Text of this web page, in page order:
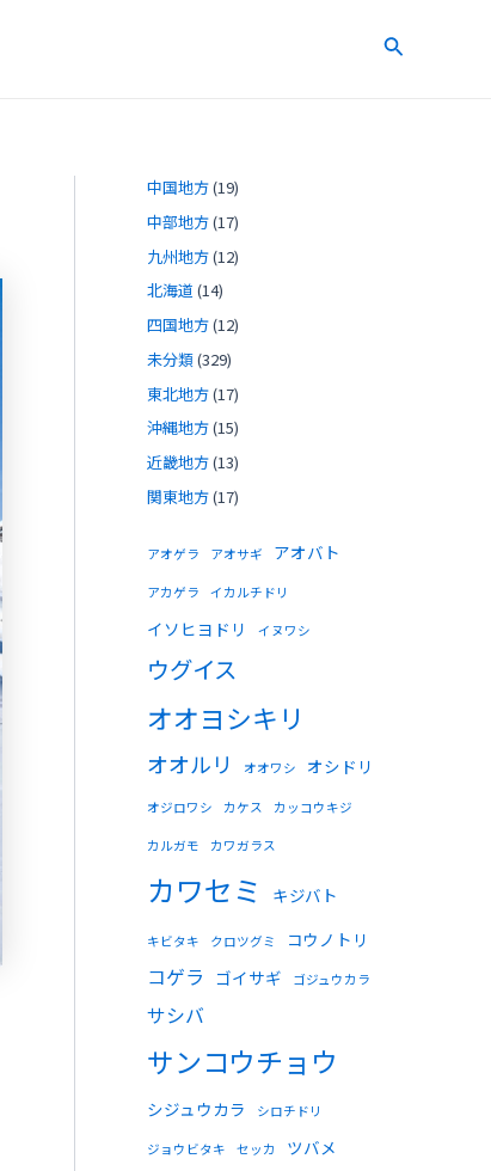
検
中国地方(19)
中部地方(17)
九州地方(12)
北海道 (14)
四国地方(12)
未分類(329)
東北地方(17)
沖縄地方(15)
近畿地方(13)
関東地方(17)
アオゲラ アオサギ アオバト
アカゲラ イカルチドリ
イソヒヨドリ イヌワシ
ウグイス
オオヨシキリ
オオルリ オオワシ オシドリ
オジロワシ カケス カッコウキジ
カルガモ カワガラス
カワセミ キジバト
キビタキ クロツグミ コウノトリ
コゲラ ゴイサギ ゴジュウカラ
サシバ
サンコウチョウ
シジュウカラ シロチドリ
ジョウビタキ セッカ
ツバメ